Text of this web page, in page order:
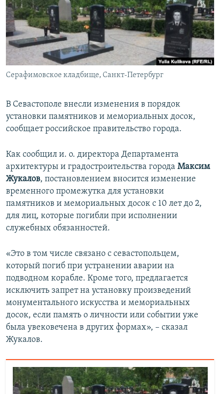
ПОБЕДИТЕЛЕЙ НЕ СУДЯТ?
КРЫМ.НЕПОКОРЕННЫЙ
ELIFBE
УКРАИНСКАЯ ПРОБЛЕМА КРЫМА
ПРИСОЕДИНЯЙТЕСЬ!
Все сайты RFE/RL
Серафимовское кладбище, Санкт-Петербург
В Севастополе внесли изменения в порядок
установки памятников и мемориальных досок,
сообщает российское правительство города.
Как сообщил и. о. директора Департамента
архитектуры и градостроительства города Максим
Жукалов, постановлением вносится изменение
временного промежутка для установки
памятников и мемориальных досок с 10 лет до 2,
для лиц, которые погибли при исполнении
служебных обязанностей.
«Это в том числе связано с севастопольцем,
который погиб при устранении аварии на
подводном корабле. Кроме того, предлагается
исключить запрет на установку произведений
монументального искусства и мемориальных
досок, если память о личности или событии уже
была увековечена в других формах», – сказал
Жукалов.